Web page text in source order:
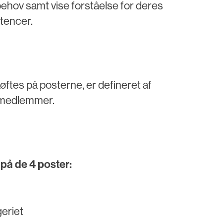
samt vise forståelse for deres
på posterne, er defineret af
de 4 poster: